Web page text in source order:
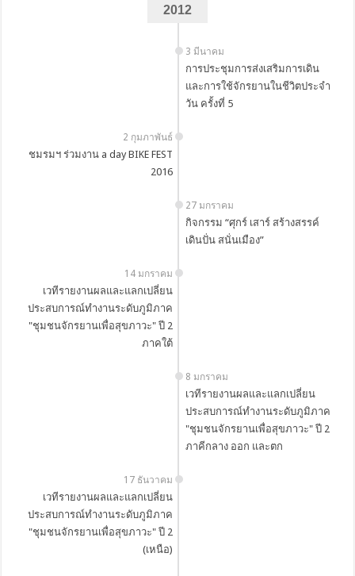
2012
3 มีนาคม
การประชุมการส่งเสริมการเดิน
และการใช้จักรยานในชีวิตประจำ
วัน ครั้งที่ 5
2 กุมภาพันธ์
ชมรมฯ ร่วมงาน a day BIKE FEST
2016
27 มกราคม
กิจกรรม “ศุกร์ เสาร์ สร้างสรรค์
เดินปั่น สนั่นเมือง”
14 มกราคม
เวทีรายงานผลและแลกเปลี่ยน
ประสบการณ์ทำงานระดับภูมิภาค
"ชุมชนจักรยานเพื่อสุขภาวะ" ปี 2
ภาคใต้
8 มกราคม
เวทีรายงานผลและแลกเปลี่ยน
ประสบการณ์ทำงานระดับภูมิภาค
"ชุมชนจักรยานเพื่อสุขภาวะ" ปี 2
ภาคีกลาง ออก และตก
17 ธันวาคม
เวทีรายงานผลและแลกเปลี่ยน
ประสบการณ์ทำงานระดับภูมิภาค
"ชุมชนจักรยานเพื่อสุขภาวะ" ปี 2
(เหนือ)